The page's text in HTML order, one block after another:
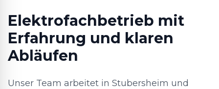
Elektrofachbetrieb mit
Erfahrung und klaren
Abläufen
Unser Team arbeitet in Stubersheim und